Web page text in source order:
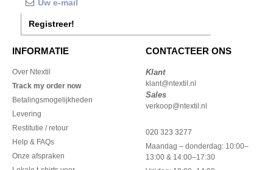
Registreer!
INFORMATIE
Over Ntextil
Track my order now
Betalingsmogelijkheden
Levering
Restitutie / retour
Help & FAQs
Onze afspraken
CONTACTEER ONS
Klant
klant@ntextil.nl
Sales
verkoop@ntextil.nl
020 323 3277
Maandag – donderdag: 10:00–
13:00 & 14:00–17:30